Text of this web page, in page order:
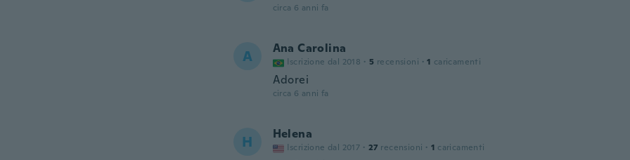
circa 6 anni fa
A Ana Carolina
Iscrizione dal 2018 · 5 recensioni · 1 caricamenti
Adorei
circa 6 anni fa
H Helena
Iscrizione dal 2017 · 27 recensioni · 1 caricamenti